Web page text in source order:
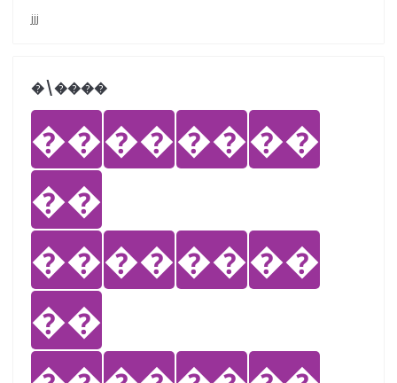
jjj
�܏\����
��������
��
��������
��